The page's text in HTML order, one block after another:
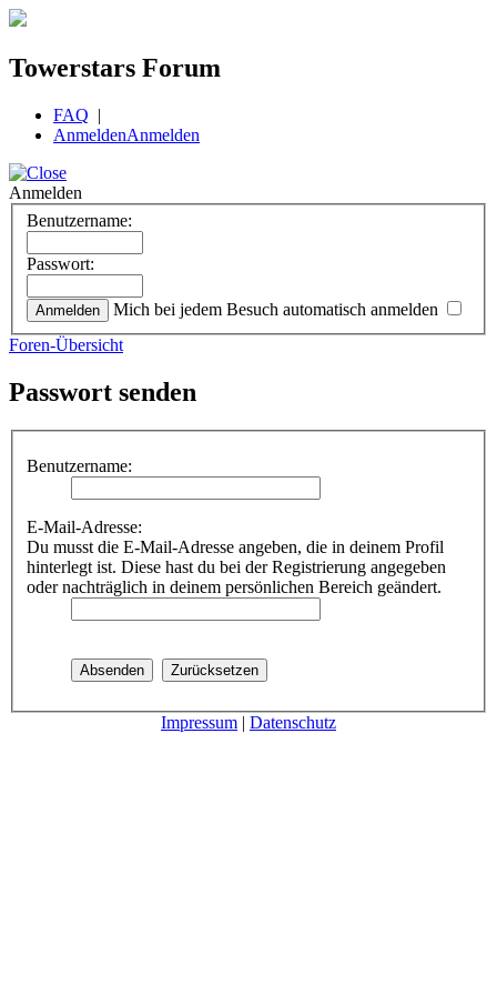
Towerstars Forum
FAQ |
AnmeldenAnmelden
Anmelden
Benutzername:
Passwort:
Mich bei jedem Besuch automatisch anmelden
Foren-Übersicht
Passwort senden
Benutzername:
E-Mail-Adresse:
Du musst die E-Mail-Adresse angeben, die in deinem Profil
hinterlegt ist. Diese hast du bei der Registrierung angegeben
oder nachträglich in deinem persönlichen Bereich geändert.
Impressum | Datenschutz